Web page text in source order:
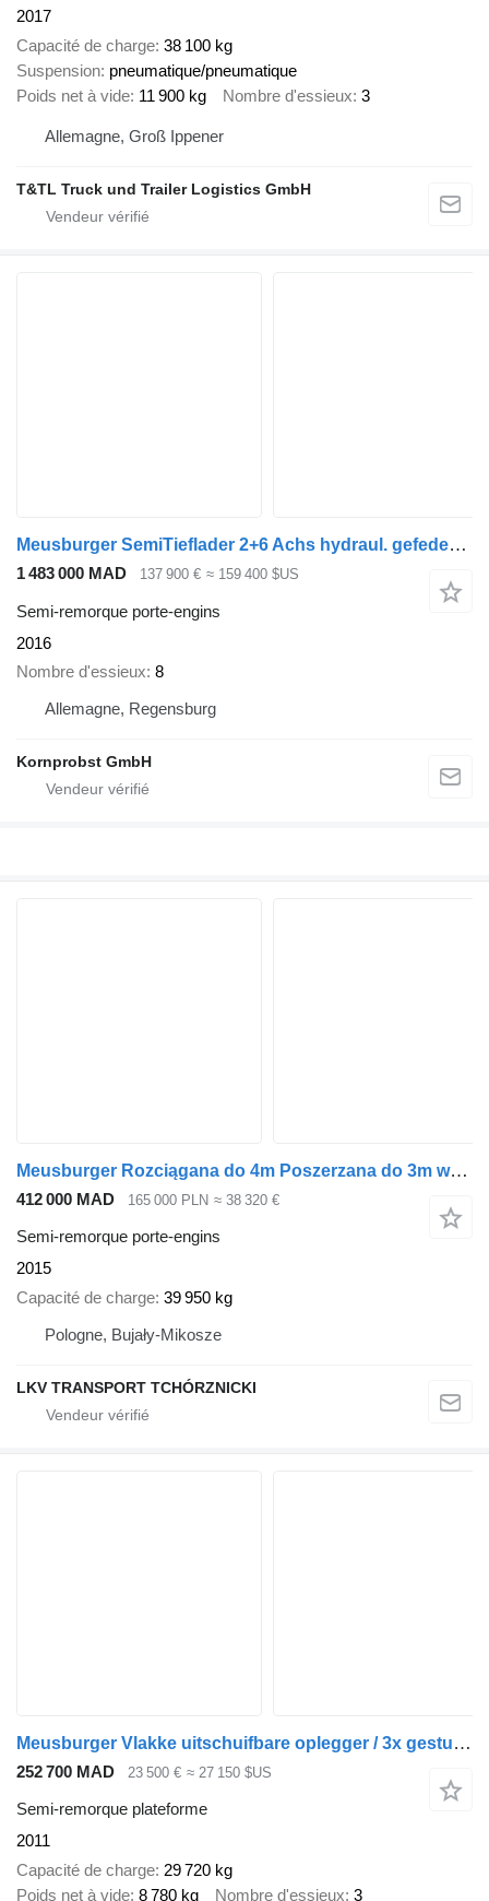
2017
Capacité de charge 38 100 kg
Suspension pneumatique/pneumatique
Poids net à vide 11 900 kg Nombre d'essieux 3
Allemagne, Groß Ippener
T&TL Truck und Trailer Logistics GmbH
Meusburger SemiTieflader 2+6 Achs hydraul. gefedert Nr 121
1 483 000 MAD 137 900 € ≈ 159 400 $US
Semi-remorque porte-engins
2016
Nombre d'essieux 8
Allemagne, Regensburg
Kornprobst GmbH
Meusburger Rozciągana do 4m Poszerzana do 3m waga 9t
412 000 MAD 165 000 PLN ≈ 38 320 €
Semi-remorque porte-engins
2015
Capacité de charge 39 950 kg
Pologne, Bujały-Mikosze
LKV TRANSPORT TCHÓRZNICKI
Meusburger Vlakke uitschuifbare oplegger / 3x gestuurd
252 700 MAD 23 500 € ≈ 27 150 $US
Semi-remorque plateforme
2011
Capacité de charge 29 720 kg
Poids net à vide 8 780 kg Nombre d'essieux 3